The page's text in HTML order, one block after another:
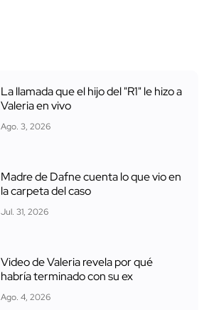
La llamada que el hijo del "R1" le hizo a
Valeria en vivo
Ago. 3, 2026
Madre de Dafne cuenta lo que vio en
la carpeta del caso
Jul. 31, 2026
Video de Valeria revela por qué
habría terminado con su ex
Ago. 4, 2026